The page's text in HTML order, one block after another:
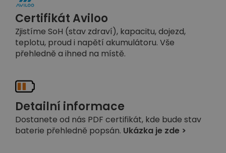
Certifikát Aviloo
Zjistíme SoH (stav zdraví), kapacitu, dojezd,
teplotu, proud i napětí akumulátoru. Vše
přehledně a ihned na místě.
Detailní informace
Dostanete od nás PDF certifikát, kde bude stav
baterie přehledně popsán. Ukázka je zde >